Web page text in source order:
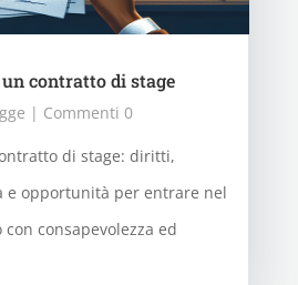
contratto di stage
| Commenti 0
di stage: diritti,
e opportunità per entrare nel
consapevolezza ed